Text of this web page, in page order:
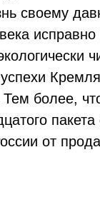
своему
более,
пакета
от